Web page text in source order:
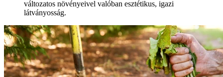
változatos növényeivel valóban esztétikus, igazi
látványosság.